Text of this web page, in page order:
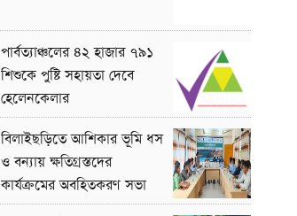
পার্বত্যাঞ্চলের ৪২ হাজার ৭৯১
শিশুকে পুষ্টি সহায়তা দেবে
হেলেনকেলার
বিলাইছড়িতে আশিকার ভূমি ধস
ও বন্যায় ক্ষতিগ্রস্তদের
কার্যক্রমের অবহিতকরণ সভা